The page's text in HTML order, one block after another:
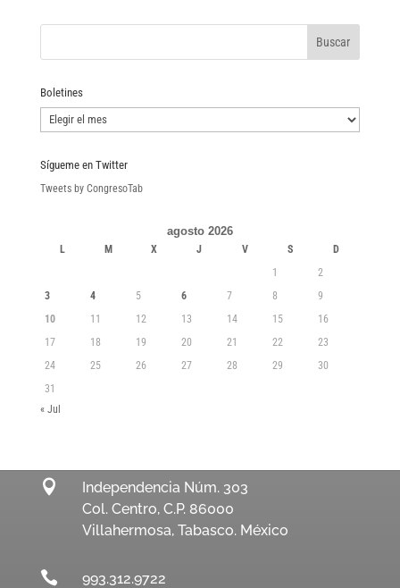
Boletines
Boletines
Sígueme en Twitter
Tweets by CongresoTab
agosto 2026
L M X J V S
D
1
2
3
4 5 6 7 8
9
10
11 12 13 14 15
16
17
18 19 20 21 22
23
24
25 26 27 28 29
30
31
« Jul

Independencia Núm. 303
Col. Centro, C.P. 86000
Villahermosa, Tabasco. México

993.312.9722